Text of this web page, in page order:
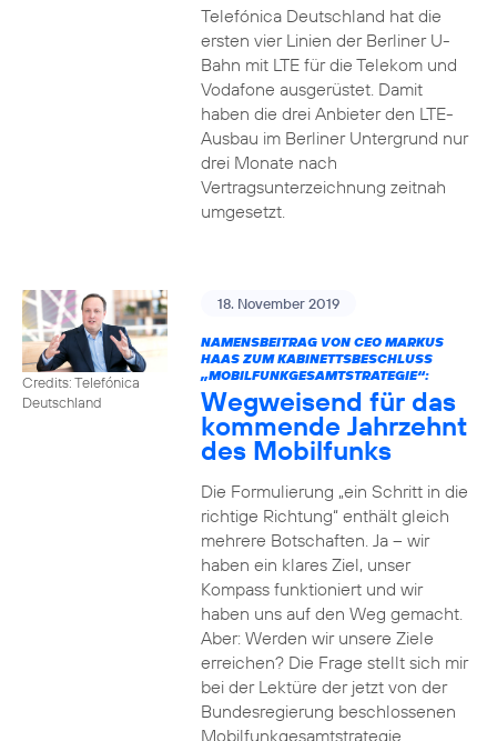
Telefónica Deutschland hat die
ersten vier Linien der Berliner U-
Bahn mit LTE für die Telekom und
Vodafone ausgerüstet. Damit
haben die drei Anbieter den LTE-
Ausbau im Berliner Untergrund nur
drei Monate nach
Vertragsunterzeichnung zeitnah
umgesetzt.
Credits: Telefónica
Deutschland
18. November 2019
NAMENSBEITRAG VON CEO MARKUS
HAAS ZUM KABINETTSBESCHLUSS
„MOBILFUNKGESAMTSTRATEGIE“:
Wegweisend für das
kommende Jahrzehnt
des Mobilfunks
Die Formulierung „ein Schritt in die
richtige Richtung“ enthält gleich
mehrere Botschaften. Ja – wir
haben ein klares Ziel, unser
Kompass funktioniert und wir
haben uns auf den Weg gemacht.
Aber: Werden wir unsere Ziele
erreichen? Die Frage stellt sich mir
bei der Lektüre der jetzt von der
Bundesregierung beschlossenen
Mobilfunkgesamtstrategie.